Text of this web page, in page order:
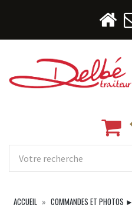
ACCUEIL COMMANDES ET PHOTOS ►